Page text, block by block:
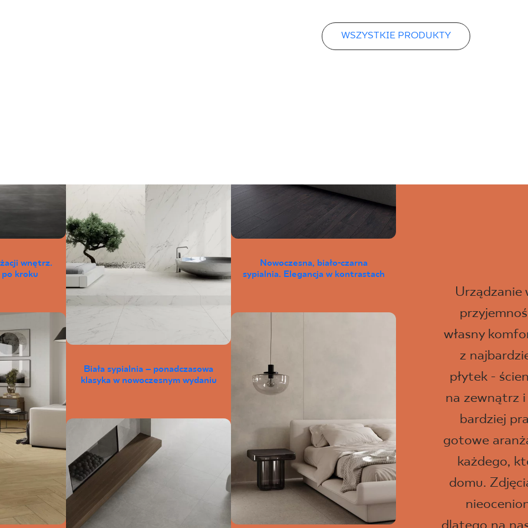
WSZYSTKIE PRODUKTY
wnętrz.
kroku
Biała sypialnia – ponadczasowa
klasyka w nowoczesnym wydaniu
Nowoczesna, biało-czarna
sypialnia. Elegancja w kontrastach
własny
z
płytek -
na zewnątrz
bardziej
gotowe
każdego,
domu.